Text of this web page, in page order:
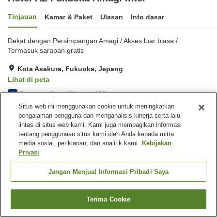
Tinjauan Kamar & Paket Ulasan Info dasar
Dekat dengan Persimpangan Amagi / Akses luar biasa /
Termasuk sarapan gratis
Kota Asakura, Fukuoka, Jepang
Lihat di peta
4 Sangat baik Ulasan:393
Fasilitas properti
Tempat parkir
Restoran
Mesin penjual otomatis
Toko
Jepang Fukuoka
Kota Asakura
Hotel AZ Fukuoka Amagi Inter
Cari kamar
Situs web ini menggunakan cookie untuk meningkatkan
pengalaman pengguna dan menganalisis kinerja serta lalu
lintas di situs web kami. Kami juga membagikan informasi
tentang penggunaan situs kami oleh Anda kepada mitra
media sosial, periklanan, dan analitik kami. Kebijakan
Privasi
Jangan Menjual Informasi Pribadi Saya
Terima Cookie